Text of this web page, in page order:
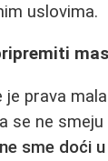
uslovima.
je prava
se ne
sme doći